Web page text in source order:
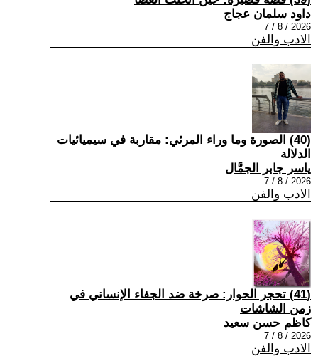
داود سلمان عجاج
2026 / 8 / 7
الادب والفن
(40) الصورة وما وراء المرئي: مقاربة في سيميائيات
الدلالة
ياسر جابر الجمَّال
2026 / 8 / 7
الادب والفن
(41) تحجر الحوار: صرخة ضد الجفاء الإنساني في
زمن الشاشات
كاظم حسن سعيد
2026 / 8 / 7
الادب والفن